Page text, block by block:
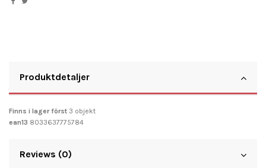
Produktdetaljer
Finns i lager först 3 objekt
ean13 8033637775784
Reviews (0)